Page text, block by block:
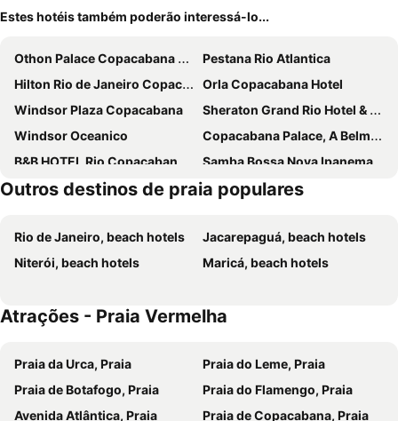
Estes hotéis também poderão interessá-lo...
Othon Palace Copacabana Rio
Pestana Rio Atlantica
Hilton Rio de Janeiro Copacabana
Orla Copacabana Hotel
Windsor Plaza Copacabana
Sheraton Grand Rio Hotel & Resort
Windsor Oceanico
Copacabana Palace, A Belmond Hotel, Rio de Janeiro
B&B HOTEL Rio Copacabana Forte
Samba Bossa Nova Ipanema
Hotel Astoria Palace
Windsor Barra Hotel
Miramar By Windsor Copacabana
Socialtel Copacabana
Fairmont Rio de Janeiro Copacabana
Sol Ipanema Hotel
Américas Gaivota Hotel
Ritz Leblon
Royalty Barra Hotel
Hotel Atlantico Praia
Américas Copacabana Hotel
Ritz Copacabana Hotel
Outros destinos de praia populares
Rio de Janeiro, beach hotels
Jacarepaguá, beach hotels
Niterói, beach hotels
Maricá, beach hotels
Atrações - Praia Vermelha
Praia da Urca, Praia
Praia do Leme, Praia
Praia de Botafogo, Praia
Praia do Flamengo, Praia
Avenida Atlântica, Praia
Praia de Copacabana, Praia